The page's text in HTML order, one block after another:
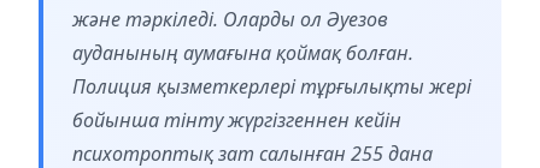
және тәркіледі. Оларды ол Әуезов
ауданының аумағына қоймақ болған.
Полиция қызметкерлері тұрғылықты жері
бойынша тінту жүргізгеннен кейін
психотроптық зат салынған 255 дана